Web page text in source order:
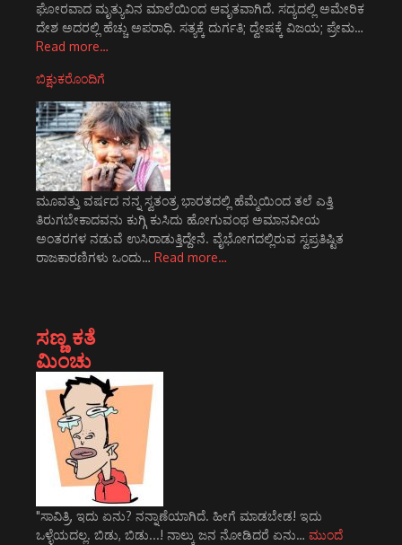
ಘೋರವಾದ ಮೃತ್ಯುವಿನ ಮಾಲೆಯಿಂದ ಆವೃತವಾಗಿದೆ. ಸದ್ಯದಲ್ಲಿ ಅಮೇರಿಕ
ದೇಶ ಅದರಲ್ಲಿ ಹೆಚ್ಚು ಅಪರಾಧಿ. ಸತ್ಯಕ್ಕೆ ದುರ್ಗತಿ; ದ್ವೇಷಕ್ಕೆ ವಿಜಯ; ಪ್ರೇಮ…
Read more…
ಬಿಕ್ಷುಕರೊಂದಿಗೆ
ಮೂವತ್ತು ವರ್ಷದ ನನ್ನ ಸ್ವತಂತ್ರ ಭಾರತದಲ್ಲಿ ಹೆಮ್ಮೆಯಿಂದ ತಲೆ ಎತ್ತಿ
ತಿರುಗಬೇಕಾದವನು ಕುಗ್ಗಿ ಕುಸಿದು ಹೋಗುವಂಥ ಅಮಾನವೀಯ
ಅಂತರಗಳ ನಡುವೆ ಉಸಿರಾಡುತ್ತಿದ್ದೇನೆ. ವೈಭೋಗದಲ್ಲಿರುವ ಸ್ವಪ್ರತಿಷ್ಟಿತ
ರಾಜಕಾರಣಿಗಳು ಒಂದು… Read more…
ಸಣ್ಣ ಕತೆ
ಮಿಂಚು
"ಸಾವಿತ್ರಿ, ಇದು ಏನು? ನನ್ನಾಣೆಯಾಗಿದೆ. ಹೀಗೆ ಮಾಡಬೇಡ! ಇದು
ಒಳ್ಳೆಯದಲ್ಲ. ಬಿಡು, ಬಿಡು...! ನಾಲ್ಕು ಜನ ನೋಡಿದರೆ ಏನು… ಮುಂದೆ